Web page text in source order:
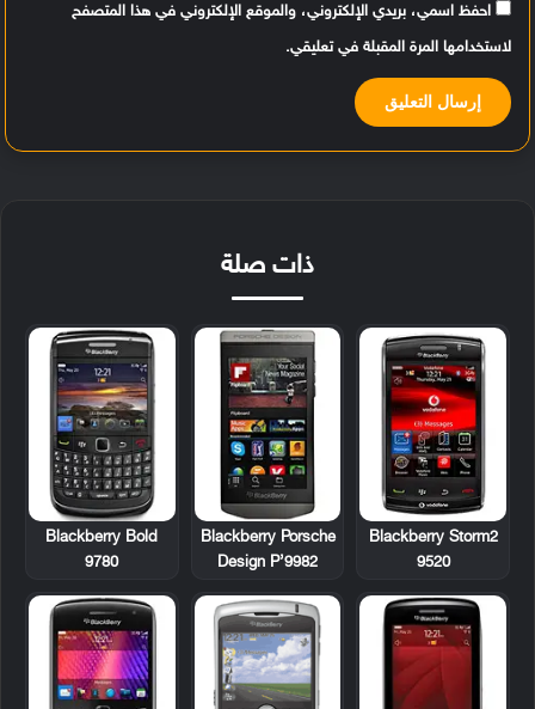
احفظ اسمي، بريدي الإلكتروني، والموقع الإلكتروني في هذا المتصفح
لاستخدامها المرة المقبلة في تعليقي.
ذات صلة
Blackberry Storm2
9520
Blackberry Porsche
Design P’9982
Blackberry Bold
9780